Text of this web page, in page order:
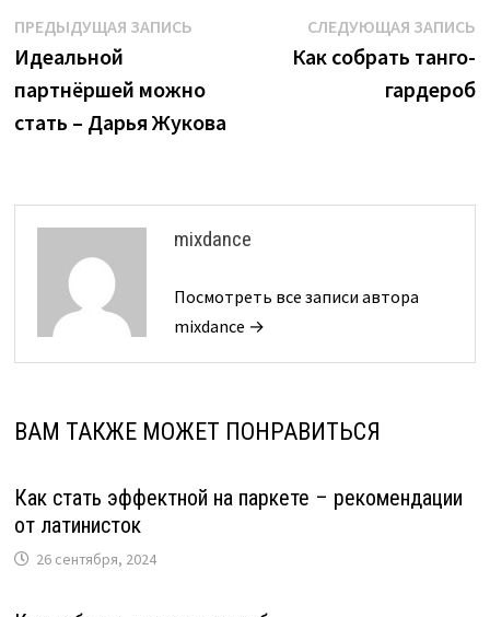
Навигация
по
записям
ПРЕДЫДУЩАЯ ЗАПИСЬПредыдущая
Идеальной
партнёршей можно
стать – Дарья Жукова
СЛЕДУЮЩАЯ ЗАПИСЬ
Как собрать танго-
гардероб
mixdance
Посмотреть все записи автора
mixdance →
ВАМ ТАКЖЕ МОЖЕТ ПОНРАВИТЬСЯ
Как стать эффектной на паркете – рекомендации
от латинисток
26 сентября, 2024